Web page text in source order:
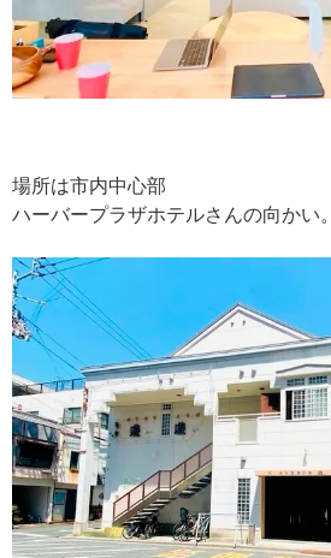
場所は市内中心部
ハーバープラザホテルさんの向かい。